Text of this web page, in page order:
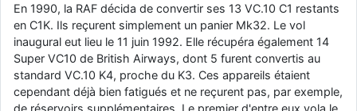
En 1990, la RAF décida de convertir ses 13 VC.10 C1 restants
en C1K. Ils reçurent simplement un panier Mk32. Le vol
inaugural eut lieu le 11 juin 1992. Elle récupéra également 14
Super VC10 de British Airways, dont 5 furent convertis au
standard VC.10 K4, proche du K3. Ces appareils étaient
cependant déjà bien fatigués et ne reçurent pas, par exemple,
de réservoirs supplémentaires. Le premier d'entre eux vola le